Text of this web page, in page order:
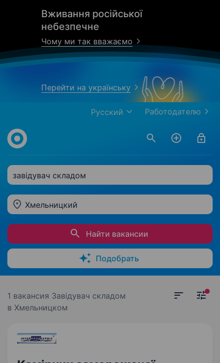
Вживання російської
небезпечне
Чому ми так вважаємо
Перейти на українську
Работодателю
Русский
завідувач складом
Хмельницкий
Найти вакансии
Подобрать
1 вакансия Завідувач складом
в Хмельницком